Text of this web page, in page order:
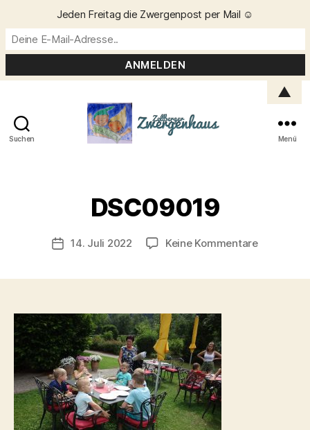
Suchen Menü
DSC09019
Beitragsautor
n
C
ri
t
Veröffentlichungsdatum
14. Juli 2022 Keine Kommentarezu
Jeden Freitag die Zwergenpost per Mail ☺️
▲